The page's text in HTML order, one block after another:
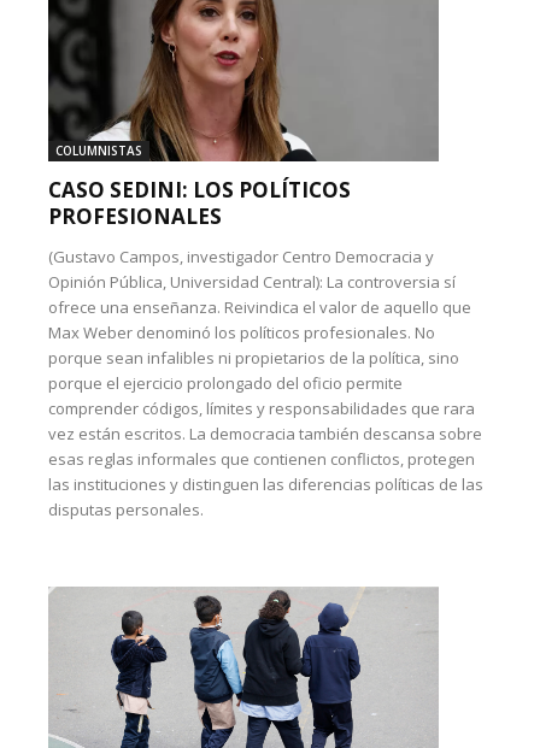
COLUMNISTAS
CASO SEDINI: LOS POLÍTICOS
PROFESIONALES
(Gustavo Campos, investigador Centro Democracia y
Opinión Pública, Universidad Central): La controversia sí
ofrece una enseñanza. Reivindica el valor de aquello que
Max Weber denominó los políticos profesionales. No
porque sean infalibles ni propietarios de la política, sino
porque el ejercicio prolongado del oficio permite
comprender códigos, límites y responsabilidades que rara
vez están escritos. La democracia también descansa sobre
esas reglas informales que contienen conflictos, protegen
las instituciones y distinguen las diferencias políticas de las
disputas personales.